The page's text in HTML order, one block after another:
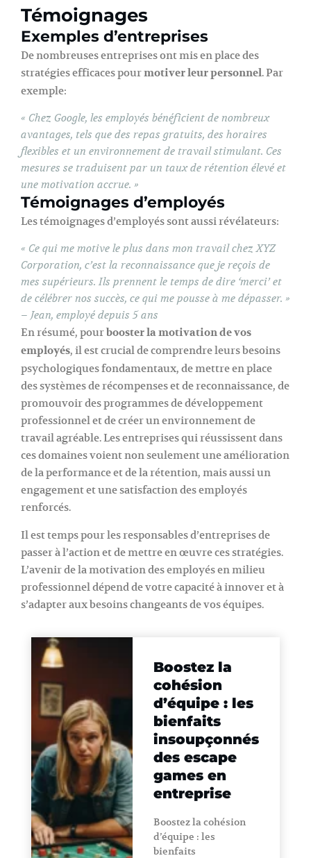
Témoignages
Exemples d’entreprises
De nombreuses entreprises ont mis en place des
stratégies efficaces pourmotiver leur personnel. Par
exemple:
« Chez Google, les employés bénéficient de nombreux
avantages, tels que des repas gratuits, des horaires
flexibles et un environnement de travail stimulant. Ces
mesures se traduisent par un taux de rétention élevé et
une motivation accrue. »
Témoignages d’employés
Les témoignages d’employés sont aussi révélateurs:
« Ce qui me motive le plus dans mon travail chez XYZ
Corporation, c’est la reconnaissance que je reçois de
mes supérieurs. Ils prennent le temps de dire ‘merci’ et
de célébrer nos succès, ce qui me pousse à me dépasser. »
– Jean, employé depuis 5 ans
En résumé, pourbooster la motivation de vos
employés, il est crucial de comprendre leurs besoins
psychologiques fondamentaux, de mettre en place
des systèmes de récompenses et de reconnaissance, de
promouvoir des programmes de développement
professionnel et de créer un environnement de
travail agréable. Les entreprises qui réussissent dans
ces domaines voient non seulement une amélioration
de la performance et de la rétention, mais aussi un
engagement et une satisfaction des employés
renforcés.
Il est temps pour les responsables d’entreprises de
passer à l’action et de mettre en œuvre ces stratégies.
L’avenir de la motivation des employés en milieu
professionnel dépend de votre capacité à innover et à
s’adapter aux besoins changeants de vos équipes.
Boostez la
cohésion
d’équipe : les
bienfaits
insoupçonnés
des escape
games en
entreprise
Boostez la cohésion
d’équipe : les
bienfaits